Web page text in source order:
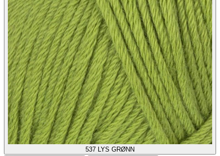
537 LYS GRØNN